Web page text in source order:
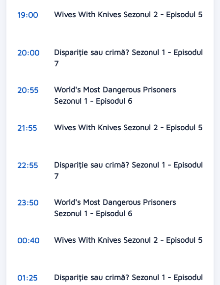
19:00 Wives With Knives Sezonul 2 - Episodul 5
20:00
Dispariție sau crimă? Sezonul 1 - Episodul
7
20:55
World's Most Dangerous Prisoners
Sezonul 1 - Episodul 6
21:55 Wives With Knives Sezonul 2 - Episodul 5
22:55
Dispariție sau crimă? Sezonul 1 - Episodul
7
23:50
World's Most Dangerous Prisoners
Sezonul 1 - Episodul 6
00:40 Wives With Knives Sezonul 2 - Episodul 5
01:25
Dispariție sau crimă? Sezonul 1 - Episodul